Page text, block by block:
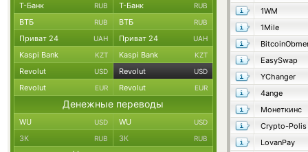
1WM
1Mile
EasySwap
YChanger
4ange
Монеткинс
Crypto-Polis
LovanPay
Т-Банк RUB Т-Банк RUB
ВТБ RUB ВТБ RUB
Приват 24 UAH Приват 24 UAH
Kaspi Bank KZT Kaspi Bank KZT
Revolut USD Revolut USD
Revolut EUR Revolut EUR
Денежные переводы
WU USD WU USD
ЗК RUB ЗК RUB